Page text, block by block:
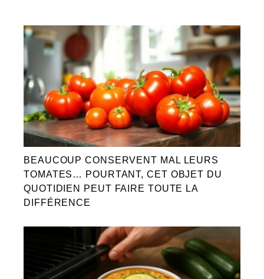
BEAUCOUP CONSERVENT MAL LEURS
TOMATES… POURTANT, CET OBJET DU
QUOTIDIEN PEUT FAIRE TOUTE LA
DIFFÉRENCE